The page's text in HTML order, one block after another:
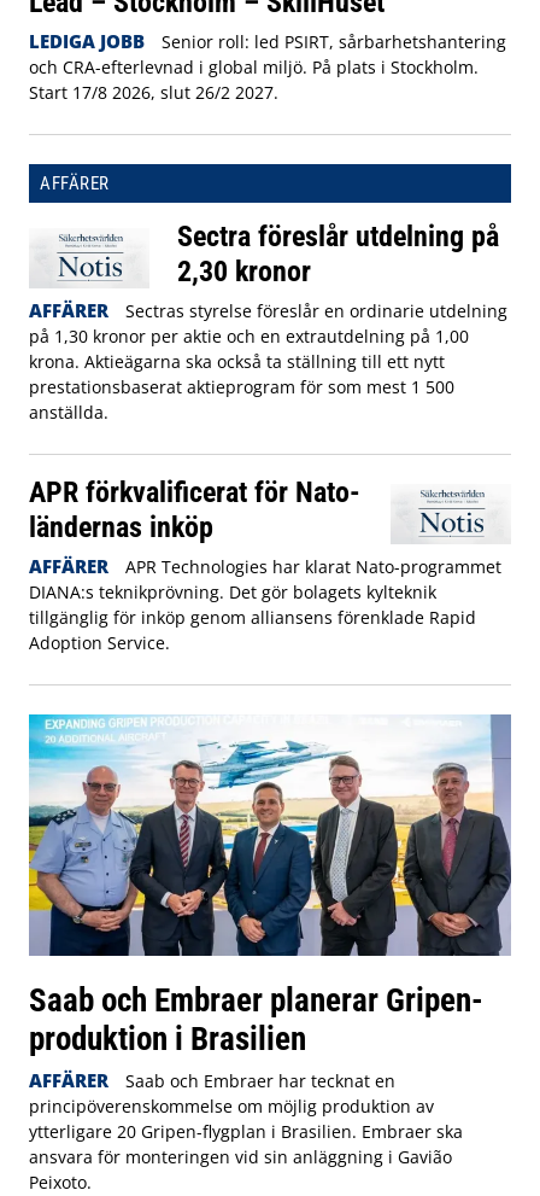
LEDIGA JOBB
Senior roll: led PSIRT, sårbarhetshantering
och CRA-efterlevnad i global miljö. På plats i Stockholm.
Start 17/8 2026, slut 26/2 2027.
AFFÄRER
Sectra föreslår utdelning på
2,30 kronor
AFFÄRER
Sectras styrelse föreslår en ordinarie utdelning
på 1,30 kronor per aktie och en extrautdelning på 1,00
krona. Aktieägarna ska också ta ställning till ett nytt
prestationsbaserat aktieprogram för som mest 1 500
anställda.
APR förkvalificerat för Nato-
ländernas inköp
AFFÄRER
APR Technologies har klarat Nato-programmet
DIANA:s teknikprövning. Det gör bolagets kylteknik
tillgänglig för inköp genom alliansens förenklade Rapid
Adoption Service.
Saab och Embraer planerar Gripen-
produktion i Brasilien
AFFÄRER
Saab och Embraer har tecknat en
principöverenskommelse om möjlig produktion av
ytterligare 20 Gripen-flygplan i Brasilien. Embraer ska
ansvara för monteringen vid sin anläggning i Gavião
Peixoto.